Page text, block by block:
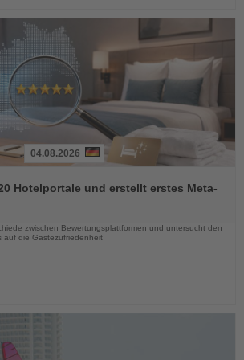
04.08.2026
Hotelportale und erstellt erstes Meta-
zwischen Bewertungsplattformen und untersucht den
auf die Gästezufriedenheit